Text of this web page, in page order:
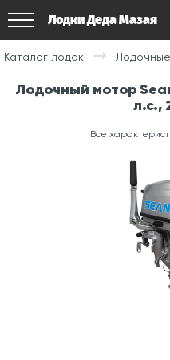
Лодки Деда Мазая
Каталог лодок
Лодочный мотор
л.с.,
Все